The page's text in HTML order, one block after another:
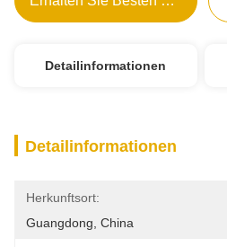
Detailinformationen
Detailinformationen
Herkunftsort:
Guangdong, China